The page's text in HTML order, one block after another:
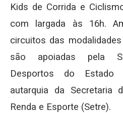
Kids de Corrida e
com largada às 16h.
circuitos das
são apoiadas pela
Desportos do Estado
autarquia da Secretaria
Renda e Esporte (Setre).